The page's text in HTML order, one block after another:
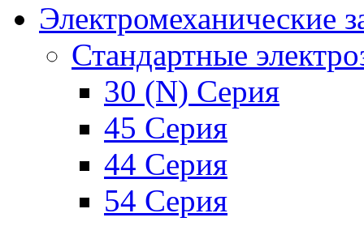
Электромеханические
Стандартные
30 (N) Серия
45 Серия
44 Серия
54 Серия